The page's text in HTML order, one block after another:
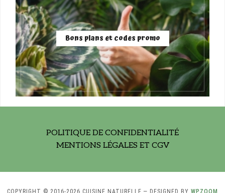
Bons plans et codes promo
POLITIQUE DE CONFIDENTIALITÉ
MENTIONS LÉGALES ET CGV
COPYRIGHT © 2016-2026 CUISINE NATURELLE — DESIGNED BY WPZOOM